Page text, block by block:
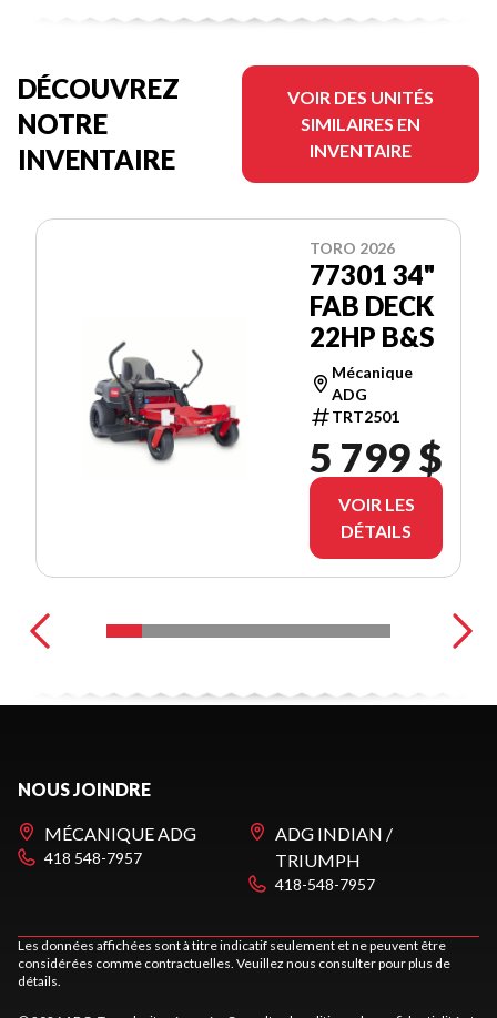
DÉCOUVREZ
NOTRE
INVENTAIRE
VOIR DES UNITÉS
SIMILAIRES EN
INVENTAIRE
TORO 2026
77301 34"
FAB DECK
22HP B&S
Mécanique
ADG
TRT2501
5 799 $
VOIR LES
DÉTAILS
NOUS JOINDRE
MÉCANIQUE ADG
418 548-7957
ADG INDIAN /
TRIUMPH
418-548-7957
Les données affichées sont à titre indicatif seulement et ne peuvent être
considérées comme contractuelles. Veuillez nous consulter pour plus de
détails.